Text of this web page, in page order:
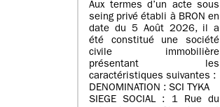
Aux termes d’un acte sous
seing privé établi à BRON en
date du 5 Août 2026, il a
été constitué une société
civile immobilière
présentant les
caractéristiques suivantes :
DENOMINATION : SCI TYKA
SIEGE SOCIAL : 1 Rue du